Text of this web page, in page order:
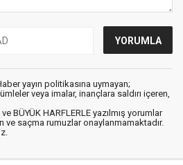
yayın politikasına uymayan;
veya imalar, inançlara saldırı içeren,
BÜYÜK HARFLERLE yazılmış yorumlar
ve saçma rumuzlar onaylanmamaktadır.